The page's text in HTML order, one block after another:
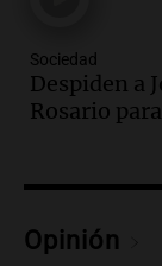
Episodios
Audio.
Audio.
Sociedad
Despiden a
Rosario
Opinión